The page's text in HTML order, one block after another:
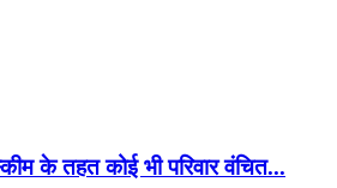
के तहत कोई भी परिवार वंचित...